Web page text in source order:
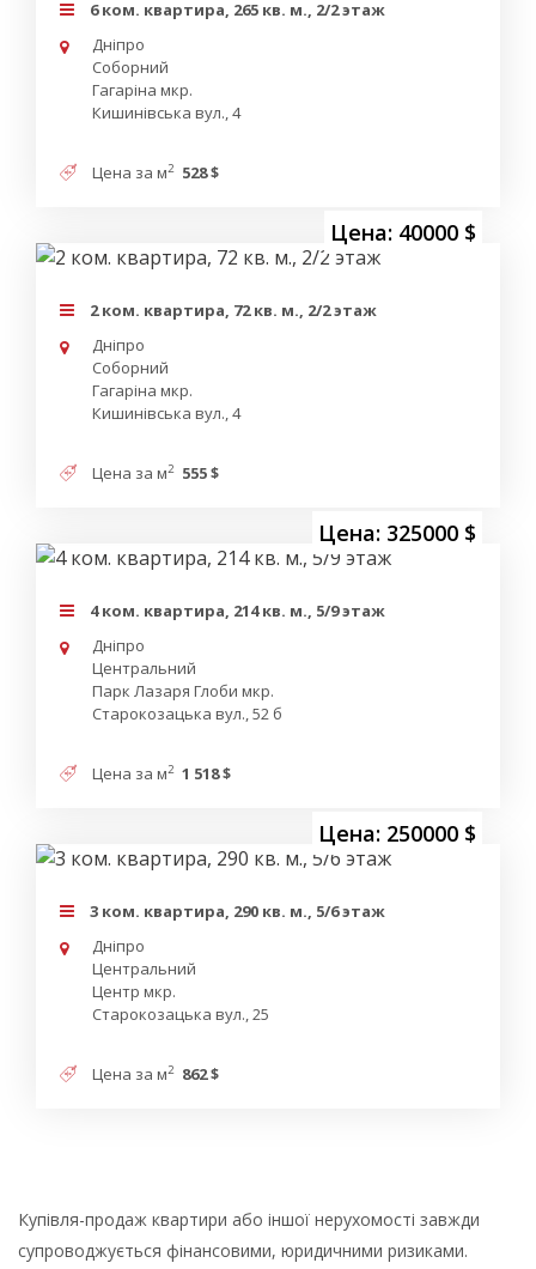
6 ком. квартира, 265 кв. м., 2/2 этаж
Дніпро
Соборний
Гагаріна мкр.
Кишинівська вул., 4
Цена за м2 528 $
Цена: 40000 $
2 ком. квартира, 72 кв. м., 2/2 этаж
Дніпро
Соборний
Гагаріна мкр.
Кишинівська вул., 4
Цена за м2 555 $
Цена: 325000 $
4 ком. квартира, 214 кв. м., 5/9 этаж
Дніпро
Центральний
Парк Лазаря Глоби мкр.
Старокозацька вул., 52 б
Цена за м2 1 518 $
Цена: 250000 $
3 ком. квартира, 290 кв. м., 5/6 этаж
Дніпро
Центральний
Центр мкр.
Старокозацька вул., 25
Цена за м2 862 $
Купівля-продаж квартири або іншої нерухомості завжди
супроводжується фінансовими, юридичними ризиками.